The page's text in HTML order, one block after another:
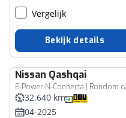
Vergelijk
Bekijk details
Nissan Qashqai
32.640 km
04-2025